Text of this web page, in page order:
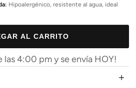
Hipoalergénico, resistente al agua, ideal
AL CARRITO
las 4:00 pm y se envía HOY!